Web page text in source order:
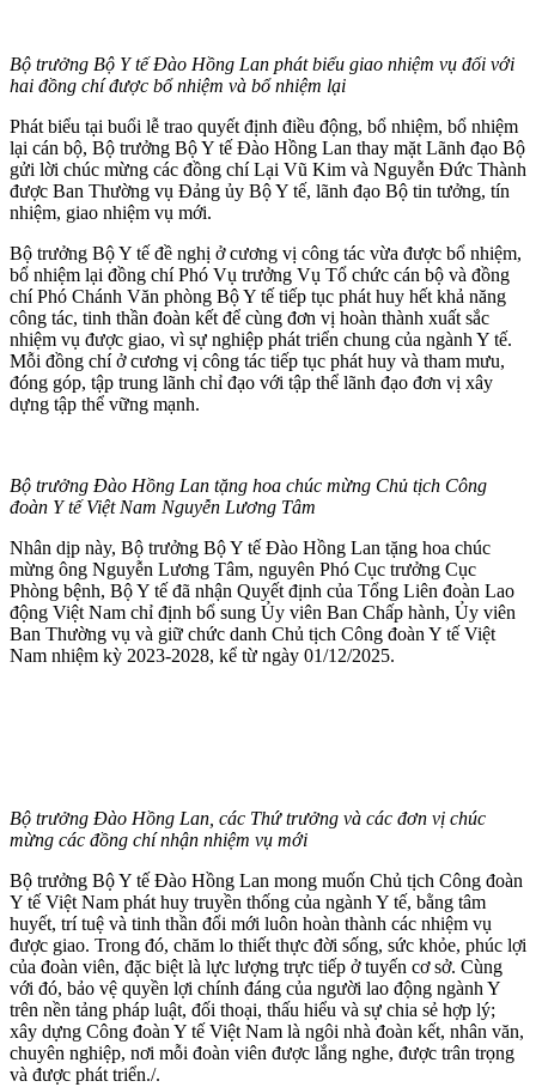
Bộ trưởng Bộ Y tế Đào Hồng Lan phát biểu giao nhiệm vụ đối với
hai đồng chí được bổ nhiệm và bổ nhiệm lại
Phát biểu tại buổi lễ trao quyết định điều động, bổ nhiệm, bổ nhiệm
lại cán bộ, Bộ trưởng Bộ Y tế Đào Hồng Lan thay mặt Lãnh đạo Bộ
gửi lời chúc mừng các đồng chí Lại Vũ Kim và Nguyễn Đức Thành
được Ban Thường vụ Đảng ủy Bộ Y tế, lãnh đạo Bộ tin tưởng, tín
nhiệm, giao nhiệm vụ mới.
Bộ trưởng Bộ Y tế đề nghị ở cương vị công tác vừa được bổ nhiệm,
bổ nhiệm lại đồng chí Phó Vụ trưởng Vụ Tổ chức cán bộ và đồng
chí Phó Chánh Văn phòng Bộ Y tế tiếp tục phát huy hết khả năng
công tác, tinh thần đoàn kết để cùng đơn vị hoàn thành xuất sắc
nhiệm vụ được giao, vì sự nghiệp phát triển chung của ngành Y tế.
Mỗi đồng chí ở cương vị công tác tiếp tục phát huy và tham mưu,
đóng góp, tập trung lãnh chỉ đạo với tập thể lãnh đạo đơn vị xây
dựng tập thể vững mạnh.
Bộ trưởng Đào Hồng Lan tặng hoa chúc mừng Chủ tịch Công
đoàn Y tế Việt Nam Nguyễn Lương Tâm
Nhân dịp này, Bộ trưởng Bộ Y tế Đào Hồng Lan tặng hoa chúc
mừng ông Nguyễn Lương Tâm, nguyên Phó Cục trưởng Cục
Phòng bệnh, Bộ Y tế đã nhận Quyết định của Tổng Liên đoàn Lao
động Việt Nam chỉ định bổ sung Ủy viên Ban Chấp hành, Ủy viên
Ban Thường vụ và giữ chức danh Chủ tịch Công đoàn Y tế Việt
Nam nhiệm kỳ 2023-2028, kể từ ngày 01/12/2025.
Bộ trưởng Đào Hồng Lan, các Thứ trưởng và các đơn vị chúc
mừng các đồng chí nhận nhiệm vụ mới
Bộ trưởng Bộ Y tế Đào Hồng Lan mong muốn Chủ tịch Công đoàn
Y tế Việt Nam phát huy truyền thống của ngành Y tế, bằng tâm
huyết, trí tuệ và tinh thần đổi mới luôn hoàn thành các nhiệm vụ
được giao. Trong đó, chăm lo thiết thực đời sống, sức khỏe, phúc lợi
của đoàn viên, đặc biệt là lực lượng trực tiếp ở tuyến cơ sở. Cùng
với đó, bảo vệ quyền lợi chính đáng của người lao động ngành Y
trên nền tảng pháp luật, đối thoại, thấu hiểu và sự chia sẻ hợp lý;
xây dựng Công đoàn Y tế Việt Nam là ngôi nhà đoàn kết, nhân văn,
chuyên nghiệp, nơi mỗi đoàn viên được lắng nghe, được trân trọng
và được phát triển./.